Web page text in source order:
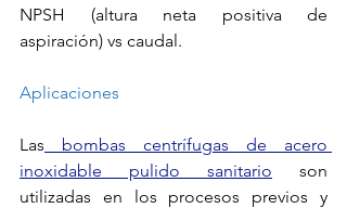
NPSH (altura neta positiva de
aspiración) vs caudal.
Aplicaciones
Las bombas centrífugas de acero
inoxidable pulido sanitario son
utilizadas en los procesos previos y